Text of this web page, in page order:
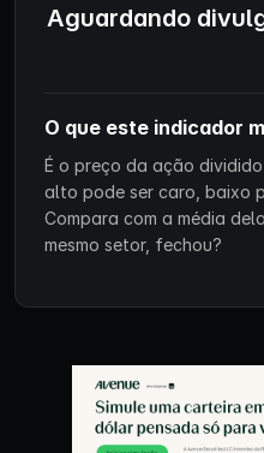
Aguardando
O que este indicador
É o preço da ação
alto pode ser caro, baixo
Compara com a média
mesmo setor, fechou?